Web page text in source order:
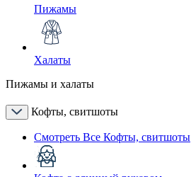
Пижамы
Халаты
Пижамы и халаты
Кофты, свитшоты
Смотреть Все Кофты, свитшоты